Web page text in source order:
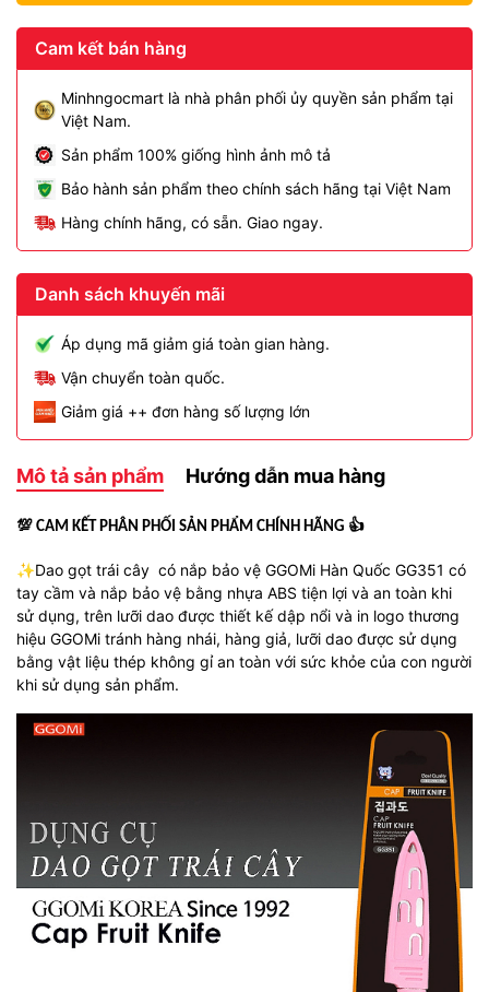
Cam kết bán hàng
Minhngocmart là nhà phân phối ủy quyền sản phẩm tại
Việt Nam.
Sản phẩm 100% giống hình ảnh mô tả
Bảo hành sản phẩm theo chính sách hãng tại Việt Nam
Hàng chính hãng, có sẵn. Giao ngay.
Danh sách khuyến mãi
Áp dụng mã giảm giá toàn gian hàng.
Vận chuyển toàn quốc.
Giảm giá ++ đơn hàng số lượng lớn
Mô tả sản phẩm Hướng dẫn mua hàng
💯 CAM KẾT PHÂN PHỐI SẢN PHẨM CHÍNH HÃNG 👍
✨Dao gọt trái cây có nắp bảo vệ GGOMi Hàn Quốc GG351 có
tay cầm và nắp bảo vệ bằng nhựa ABS tiện lợi và an toàn khi
sử dụng, trên lưỡi dao được thiết kế dập nổi và in logo thương
hiệu GGOMi tránh hàng nhái, hàng giả, lưỡi dao được sử dụng
bằng vật liệu thép không gỉ an toàn với sức khỏe của con người
khi sử dụng sản phẩm.